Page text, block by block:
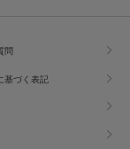
問
基づく表記